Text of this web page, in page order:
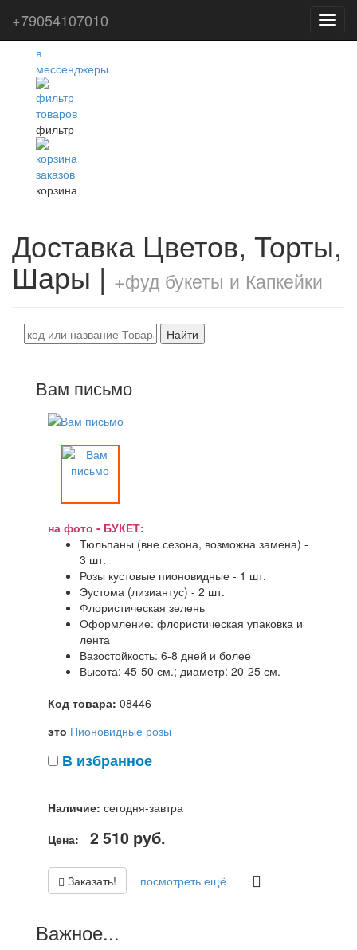
фильтр
корзина
Доставка Цветов, Торты,
Шары | +фуд букеты и Капкейки
Найти
Вам письмо
на фото - БУКЕТ:
Тюльпаны (вне сезона, возможна замена) -
3 шт.
Розы кустовые пионовидные - 1 шт.
Эустома (лизиантус) - 2 шт.
Флористическая зелень
Оформление: флористическая упаковка и
лента
Вазостойкость: 6-8 дней и более
Высота: 45-50 см.; диаметр: 20-25 см.
Код товара: 08446
это Пионовидные розы
В избранное
Наличие: сегодня-завтра
Цена:
2 510 руб.
Заказать! посмотреть ещё
Важное...
+79054107010